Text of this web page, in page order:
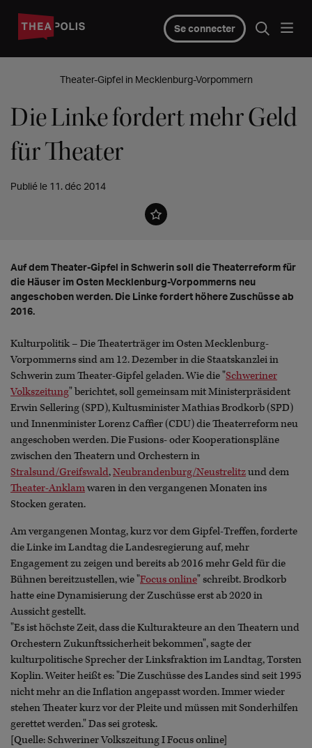
Se connecter
Theater-Gipfel in Mecklenburg-Vorpommern
Die Linke fordert mehr Geld
für Theater
Publié le 11. déc 2014
Auf dem Theater-Gipfel in Schwerin soll die Theaterreform für
die Häuser im Osten Mecklenburg-Vorpommerns neu
angeschoben werden. Die Linke fordert höhere Zuschüsse ab
2016.
Kulturpolitik – Die Theaterträger im Osten Mecklenburg-
Vorpommerns sind am 12. Dezember in die Staatskanzlei in
Schwerin zum Theater-Gipfel geladen. Wie die "Schweriner
Volkszeitung" berichtet, soll gemeinsam mit Ministerpräsident
Erwin Sellering (SPD), Kultusminister Mathias Brodkorb (SPD)
und Innenminister Lorenz Caffier (CDU) die Theaterreform neu
angeschoben werden. Die Fusions- oder Kooperationspläne
zwischen den Theatern und Orchestern in
Stralsund/Greifswald,Neubrandenburg/Neustrelitzund dem
Theater-Anklamwaren in den vergangenen Monaten ins
Stocken geraten.
Am vergangenen Montag, kurz vor dem Gipfel-Treffen, forderte
die Linke im Landtag die Landesregierung auf, mehr
Engagement zu zeigen und bereits ab 2016 mehr Geld für die
Bühnen bereitzustellen, wie "Focus online" schreibt. Brodkorb
hatte eine Dynamisierung der Zuschüsse erst ab 2020 in
Aussicht gestellt.
"Es ist höchste Zeit, dass die Kulturakteure an den Theatern und
Orchestern Zukunftssicherheit bekommen", sagte der
kulturpolitische Sprecher der Linksfraktion im Landtag, Torsten
Koplin. Weiter heißt es: "Die Zuschüsse des Landes sind seit 1995
nicht mehr an die Inflation angepasst worden. Immer wieder
stehen Theater kurz vor der Pleite und müssen mit Sonderhilfen
gerettet werden." Das sei grotesk.
[Quelle: Schweriner Volkszeitung I Focus online]